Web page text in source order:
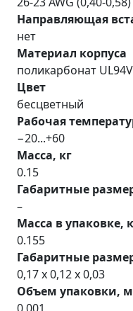
Направляющая
нет
Материал корпуса
поликарбонат
Цвет
бесцветный
Рабочая
−20...+60
Масса, кг
0.15
Габаритные
–
Масса в упаковке,
0.155
Габаритные
0,17 x 0,12 x 0,03
Объем упаковки,